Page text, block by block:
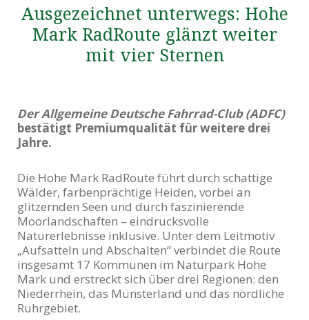
Ausgezeichnet unterwegs: Hohe
Mark RadRoute glänzt weiter
mit vier Sternen
Der Allgemeine Deutsche Fahrrad-Club (ADFC)
bestätigt Premiumqualität für weitere drei
Jahre.
Die Hohe Mark RadRoute führt durch schattige
Wälder, farbenprächtige Heiden, vorbei an
glitzernden Seen und durch faszinierende
Moorlandschaften – eindrucksvolle
Naturerlebnisse inklusive. Unter dem Leitmotiv
„Aufsatteln und Abschalten“ verbindet die Route
insgesamt 17 Kommunen im Naturpark Hohe
Mark und erstreckt sich über drei Regionen: den
Niederrhein, das Münsterland und das nördliche
Ruhrgebiet.